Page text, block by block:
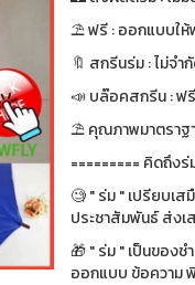
⛱ ฟรี : ออกแบบให้
🔖 สกรีนร่ม : ไม่จำ
📣 บล๊อคสกรีน : ฟรี
⛱ คุณภาพมาตราฐ
========= คิดถึง
🧐 " ร่ม " เปรียบเ
ประชาสัมพันธ์ ส่งเ
🎁 " ร่ม " เป็นของ
ออกแบบ ข้อความ